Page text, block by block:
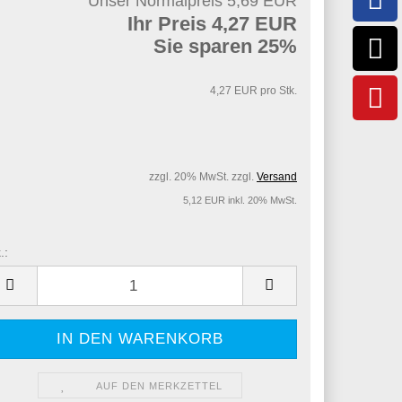
Ihr Preis 4,27 EUR
Sie sparen 25%
4,27 EUR pro Stk.
zzgl. 20% MwSt. zzgl. Versand
5,12 EUR inkl. 20% MwSt.
AUF DEN MERKZETTEL